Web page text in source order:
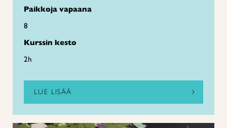
Paikkoja vapaana
8
Kurssin kesto
2h
LUE LISÄÄ